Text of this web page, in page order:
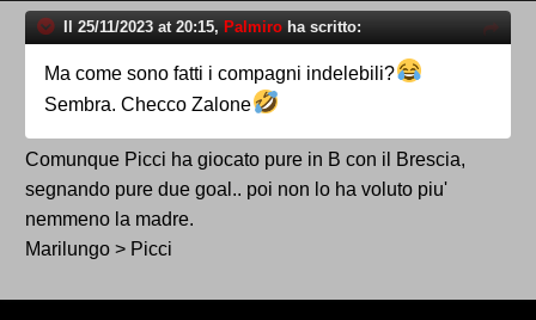
Il 25/11/2023 at 20:15, Palmiro ha scritto:
Ma come sono fatti i compagni indelebili?
Sembra. Checco Zalone
Comunque Picci ha giocato pure in B con il Brescia,
segnando pure due goal.. poi non lo ha voluto piu'
nemmeno la madre.
Marilungo > Picci